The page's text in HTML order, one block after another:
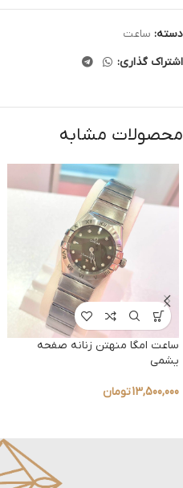
دسته: ساعت
اشتراک گذاری:
محصولات مشابه
ساعت امگا منهتن زنانه صفحه
یشمی
13,500,000تومان